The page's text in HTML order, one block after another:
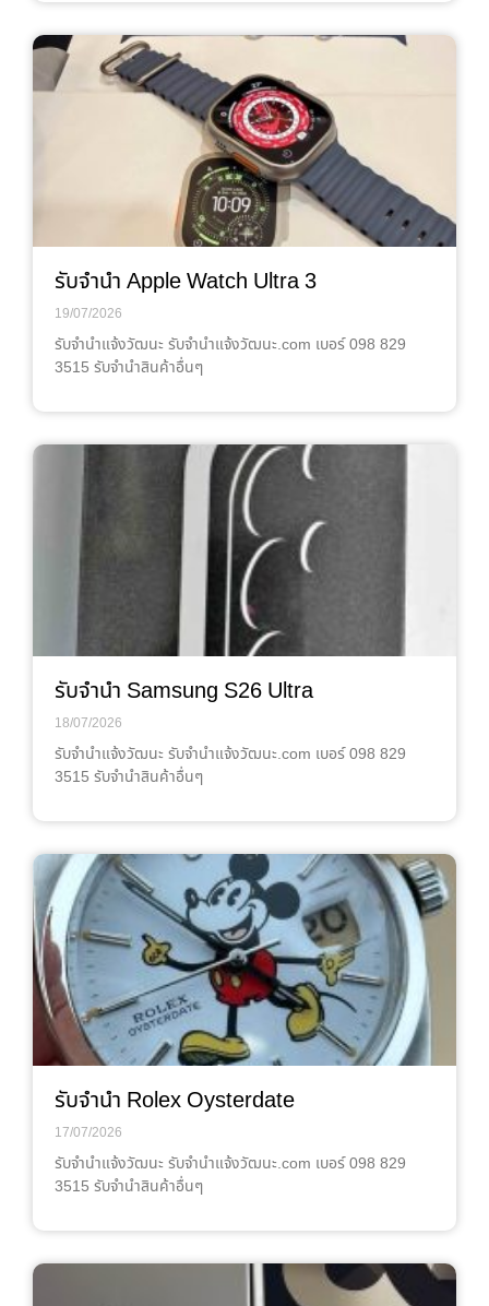
รับจำนำ Apple Watch Ultra 3
19/07/2026
รับจํานําแจ้งวัฒนะ รับจํานําแจ้งวัฒนะ.com เบอร์ 098 829
3515 รับจำนำสินค้าอื่นๆ
รับจำนำ Samsung S26 Ultra
18/07/2026
รับจํานําแจ้งวัฒนะ รับจํานําแจ้งวัฒนะ.com เบอร์ 098 829
3515 รับจำนำสินค้าอื่นๆ
รับจำนำ Rolex Oysterdate
17/07/2026
รับจํานําแจ้งวัฒนะ รับจํานําแจ้งวัฒนะ.com เบอร์ 098 829
3515 รับจำนำสินค้าอื่นๆ